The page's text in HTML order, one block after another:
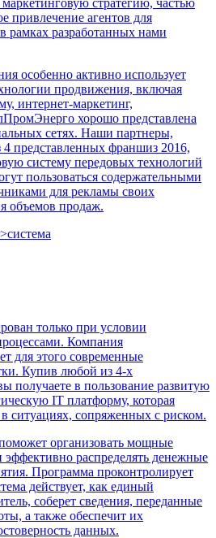
стратегию, частью
привлечение агентов для
рамках разработанных нами
особенно активно использует
продвижения, включая
интернет-маркетинг,
хорошо представлена
сетях. Наши партнеры,
представленных франшиз 2016,
систему передовых технологий
пользоваться содержательными
для рекламы своих
объемов продаж.
только при условии
Компания
для этого современные
Купив любой из 4-х
получаете в пользование развитую
IT платформу, которая
ситуациях, сопряженных с риском.
организовать мощные
распределять денежные
Программа проконтролирует
действует, как единый
соберет сведения, переданные
а также обеспечит их
данных.